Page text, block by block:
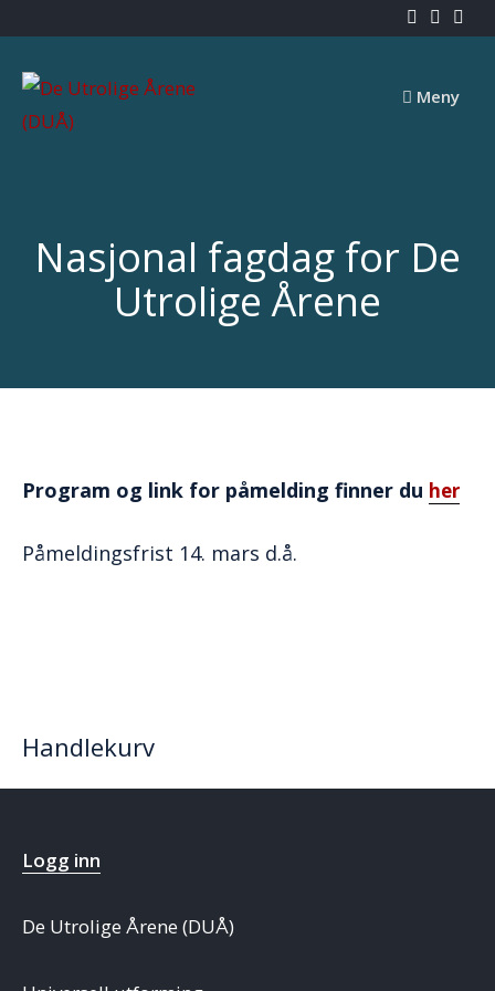
content
Meny
Nasjonal fagdag for De
Utrolige Årene
Program og link for påmelding finner du her
Påmeldingsfrist 14. mars d.å.
Handlekurv
Logg inn
De Utrolige Årene (DUÅ)